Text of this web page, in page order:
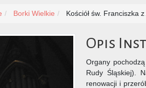
Borki Wielkie Kościół św. Franciszka
Opis
Organy
Rudy Śląskiej).
renowacji i